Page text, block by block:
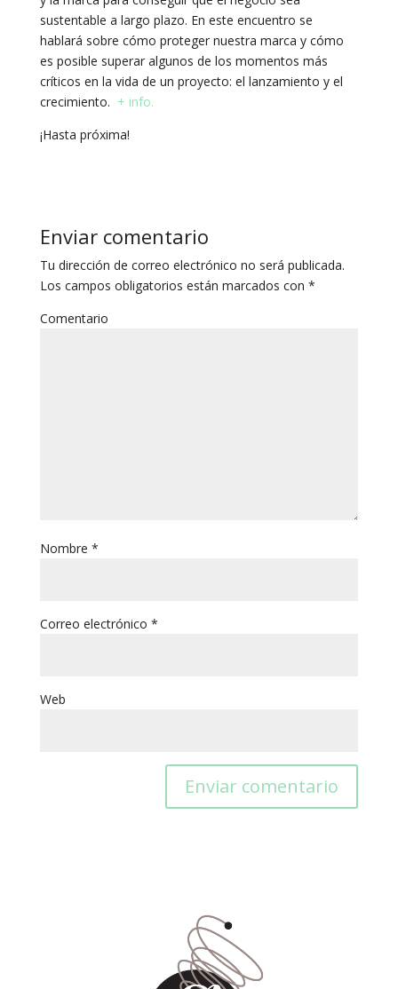
sustentable a largo plazo. En este encuentro se
hablará sobre cómo proteger nuestra marca y cómo
es posible superar algunos de los momentos más
críticos en la vida de un proyecto: el lanzamiento y el
crecimiento. + info.
¡Hasta próxima!
Enviar comentario
Tu dirección de correo electrónico no será publicada.
Los campos obligatorios están marcados con *
Comentario
Nombre *
Correo electrónico *
Web